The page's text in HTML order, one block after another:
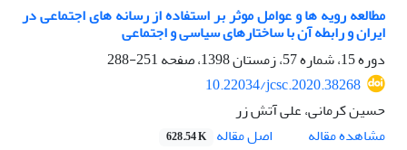
مطالعه رویه ها و عوامل موثر بر استفاده از رسانه های اجتماعی در
ایران و رابطه آن با ساختارهای سیاسی و اجتماعی
دوره 15، شماره 57، زمستان 1398، صفحه
251-288
10.22034/jcsc.2020.38268
حسین کرمانی، علی آتش زر
مشاهده مقاله
اصل مقاله 628.54 K